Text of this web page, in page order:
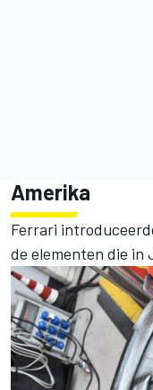
Amerika
Ferrari
de elementen die in